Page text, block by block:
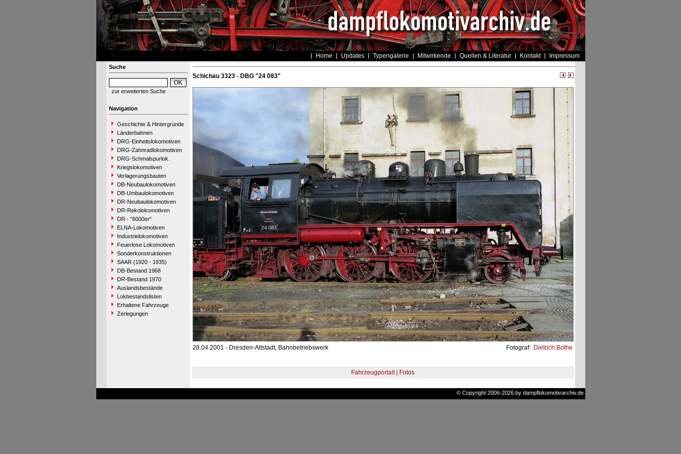
Home Updates Typengalerie Mitwirkende Quellen & Literatur Kontakt Impressum
Suche
zur erweiterten Suche
Navigation
Geschichte & Hintergründe
Länderbahnen
DRG-Einheitslokomotiven
DRG-Zahnradlokomotiven
DRG-Schmalspurlok.
Kriegslokomotiven
Verlagerungsbauten
DB-Neubaulokomotiven
DB-Umbaulokomotiven
DR-Neubaulokomotiven
DR-Rekolokomotiven
DR - "6000er"
ELNA-Lokomotiven
Industrielokomotiven
Feuerlose Lokomotiven
Sonderkonstruktionen
SAAR (1920 - 1935)
DB-Bestand 1968
DR-Bestand 1970
Auslandsbestände
Lokbestandslisten
Erhaltene Fahrzeuge
Zerlegungen
Schichau 3323 - DBG "24 083"
28.04.2001 - Dresden-Altstadt, Bahnbetriebswerk Fotograf: Dietrich Bothe
Fahrzeugportait | Fotos
© Copyright 2006-2026 by dampflokomotivarchiv.de